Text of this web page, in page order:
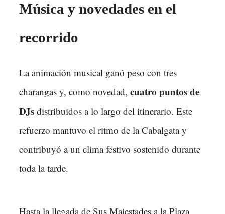
Música y novedades en el
recorrido
La animación musical ganó peso con tres
charangas y, como novedad, cuatro puntos de
DJs distribuidos a lo largo del itinerario. Este
refuerzo mantuvo el ritmo de la Cabalgata y
contribuyó a un clima festivo sostenido durante
toda la tarde.
Hasta la llegada de Sus Majestades a la Plaza